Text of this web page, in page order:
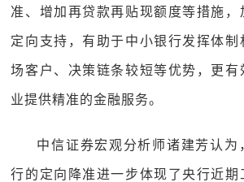
准、增加再贷款再贴现额度等措施，
定向支持，有助于中小银行发挥体制
场客户、决策链条较短等优势，更有
业提供精准的金融服务。
中信证券宏观分析师诸建芳认为
行的定向降准进一步体现了央行近期